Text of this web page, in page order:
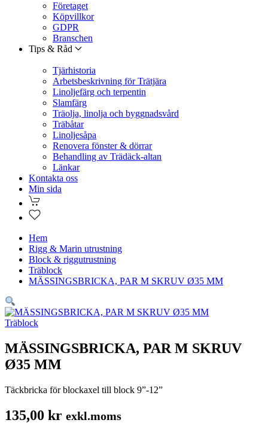
Företaget
Köpvillkor
GDPR
Branschen
Tips & Råd
Tjärhistoria
Arbetsbeskrivning för Trätjära
Linoljefärg och terpentin
Slamfärg
Träolja, linolja och byggnadsvård
Träbåtar
Linoljesåpa
Renovera fönster & dörrar
Behandling av Trädäck-altan
Länkar
Kontakta oss
Min sida
Hem
Rigg & Marin utrustning
Block & riggutrustning
Träblock
MÄSSINGSBRICKA, PAR M SKRUV Ø35 MM
Träblock
MÄSSINGSBRICKA, PAR M SKRUV
Ø35 MM
Täckbricka för blockaxel till block 9”-12”
135,00 kr exkl.moms